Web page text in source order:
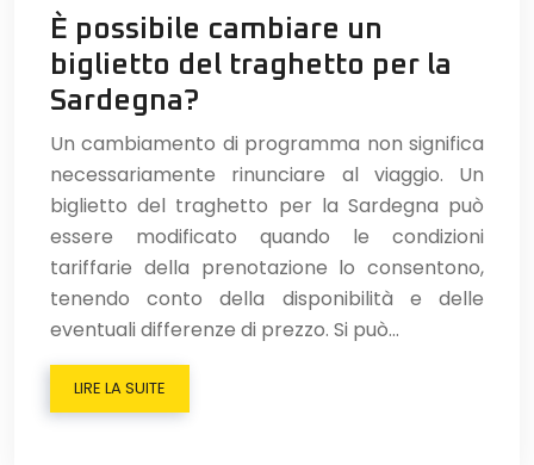
È possibile cambiare un
biglietto del traghetto per la
Sardegna?
Un cambiamento di programma non significa
necessariamente rinunciare al viaggio. Un
biglietto del traghetto per la Sardegna può
essere modificato quando le condizioni
tariffarie della prenotazione lo consentono,
tenendo conto della disponibilità e delle
eventuali differenze di prezzo. Si può…
LIRE LA SUITE